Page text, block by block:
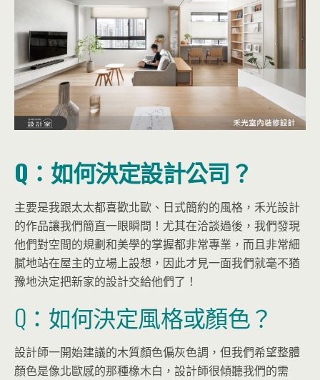
Q：如何決定設計公司？
主要是我跟太太都喜歡北歐、日式簡約的風格，禾光設計
的作品讓我們簡直一眼瞬間！尤其在洽談過後，我們發現
他們對空間的規劃和美學的掌握都非常專業，而且非常細
膩地站在屋主的立場上設想，因此才見一面我們就毫不猶
豫地決定把新家的設計交給他們了！
Q：如何決定風格或顏色？
設計師一開始建議的木質顏色偏灰色調，但我們希望整體
顏色是像北歐感的那種橡木白，設計師很傾聽我們的需